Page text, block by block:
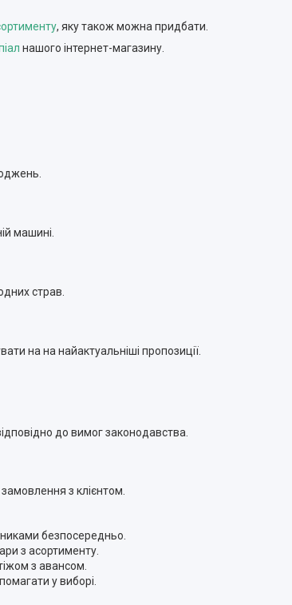
, яку також можна придбати.
нашого інтернет-магазину.
машині.
страв.
на на найактуальніші пропозиції.
до вимог законодавства.
з клієнтом.
безпосередньо.
з асортименту.
з авансом.
у виборі.